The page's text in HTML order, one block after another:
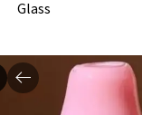
Glass